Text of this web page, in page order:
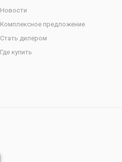
Новости
Комплексное предложение
Стать дилером
Где купить